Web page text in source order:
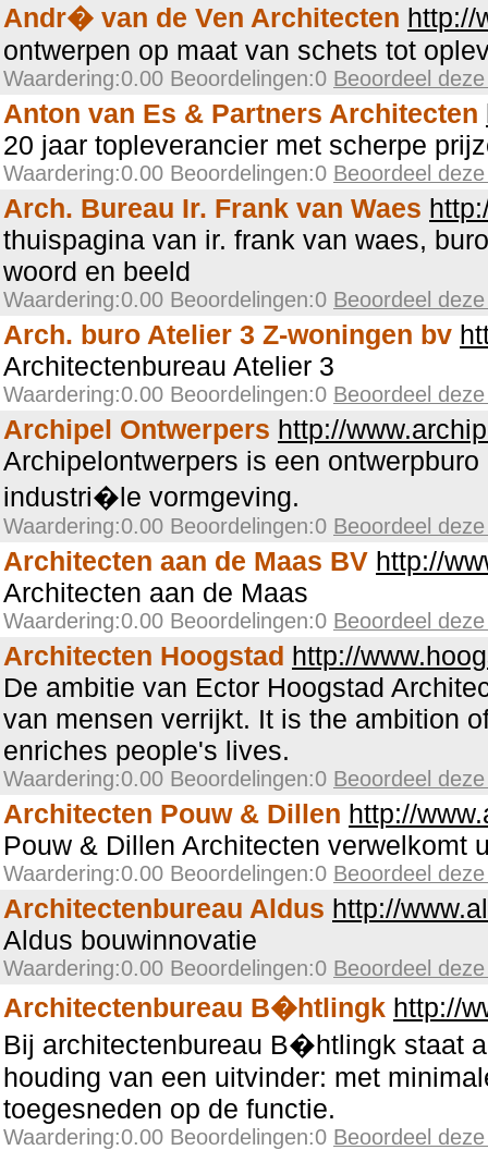
Andr� van de Ven Architecten http://
ontwerpen op maat van schets tot
Waardering:0.00 Beoordelingen:0 Beoordeel
Anton van Es & Partners Architecten
20 jaar topleverancier met scherpe
Waardering:0.00 Beoordelingen:0 Beoordeel
Arch. Bureau Ir. Frank van Waes
thuispagina van ir. frank van waes,
woord en beeld
Waardering:0.00 Beoordelingen:0 Beoordeel
Arch. buro Atelier 3 Z-woningen bv
Architectenbureau Atelier 3
Waardering:0.00 Beoordelingen:0 Beoordeel
Archipel Ontwerpers http://
Archipelontwerpers is een
industri�le vormgeving.
Waardering:0.00 Beoordelingen:0 Beoordeel
Architecten aan de Maas BV http://
Architecten aan de Maas
Waardering:0.00 Beoordelingen:0 Beoordeel
Architecten Hoogstad http://
De ambitie van Ector Hoogstad
van mensen verrijkt. It is the ambition
enriches people's lives.
Waardering:0.00 Beoordelingen:0 Beoordeel
Architecten Pouw & Dillen http://
Pouw & Dillen Architecten verwelkomt
Waardering:0.00 Beoordelingen:0 Beoordeel
Architectenbureau Aldus http://
Aldus bouwinnovatie
Waardering:0.00 Beoordelingen:0 Beoordeel
Architectenbureau B�htlingk http://
Bij architectenbureau B�htlingk staat
houding van een uitvinder: met
toegesneden op de functie.
Waardering:0.00 Beoordelingen:0 Beoordeel